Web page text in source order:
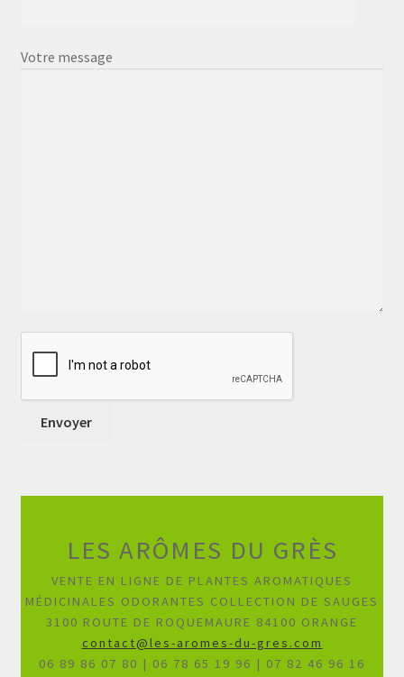
Votre message
LES ARÔMES DU GRÈS
VENTE EN LIGNE DE PLANTES AROMATIQUES
MÉDICINALES ODORANTES COLLECTION DE SAUGES
3100 ROUTE DE ROQUEMAURE 84100 ORANGE
contact@les-aromes-du-gres.com
06 89 86 07 80 | 06 78 65 19 96 | 07 82 46 96 16